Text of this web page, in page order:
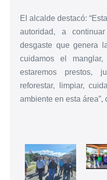
El alcalde destacó:
autoridad, a
desgaste que genera
cuidamos el
estaremos prestos,
reforestar, limpiar,
ambiente en esta área”,